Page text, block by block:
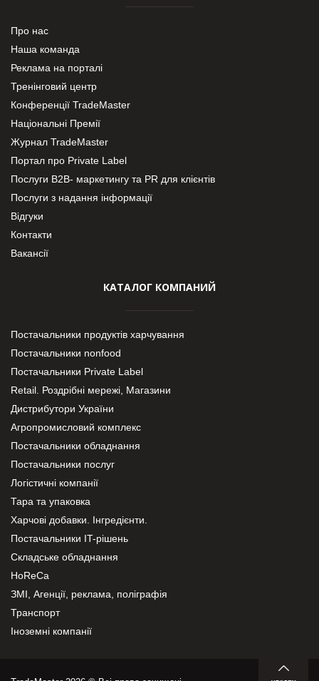
Про нас
Наша команда
Реклама на порталі
Тренінговий центр
Конференції TradeMaster
Національні Премії
Журнал TradeMaster
Портал про Private Label
Послуги В2В- маркетингу та PR для клієнтів
Послуги з надання інформації
Відгуки
Контакти
Вакансії
КАТАЛОГ КОМПАНИЙ
Постачальники продуктів харчування
Постачальники nonfood
Постачальники Private Label
Retail. Роздрібні мережі, Магазини
Дистрибутори України
Агропромисловий комплекс
Постачальники обладнання
Постачальники послуг
Логістичні компанії
Тара та упаковка
Харчові добавки. Інгредієнти.
Постачальники IT-рішень
Складське обладнання
HoReCa
ЗМІ, Агенції, реклама, поліграфія
Транспорт
Іноземні компанії